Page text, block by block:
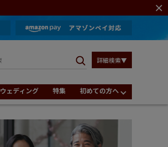
詳細検索▼
ウェディング 特集 初めての方へ